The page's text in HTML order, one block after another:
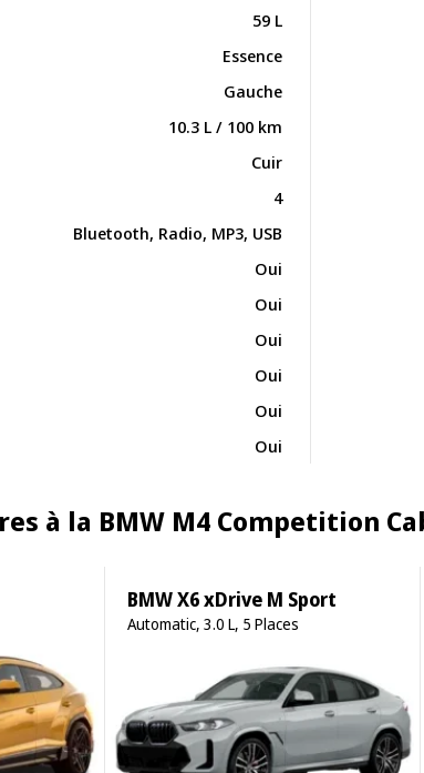
59 L
Essence
Gauche
10.3 L / 100 km
Cuir
4
Bluetooth, Radio, MP3, USB
Oui
Oui
Oui
Oui
Oui
Oui
à la BMW M4 Competition
BMW X6 xDrive M Sport
Automatic, 3.0 L, 5 Places